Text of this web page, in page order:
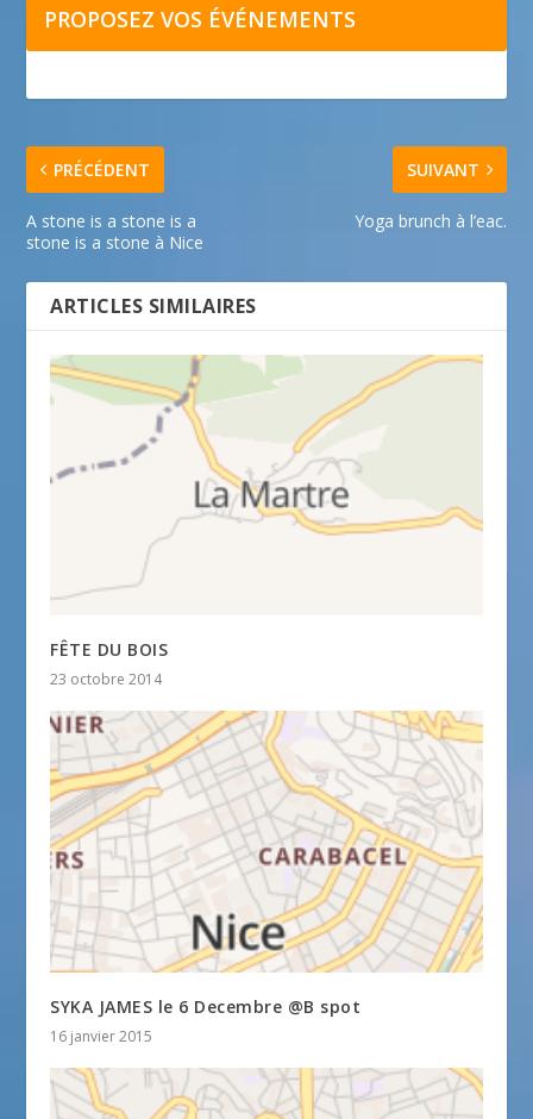
PROPOSEZ VOS ÉVÉNEMENTS
PRÉCÉDENT
A stone is a stone is a
stone is a stone à Nice
SUIVANT
Yoga brunch à l’eac.
ARTICLES SIMILAIRES
FÊTE DU BOIS
23 octobre 2014
SYKA JAMES le 6 Decembre @B spot
16 janvier 2015